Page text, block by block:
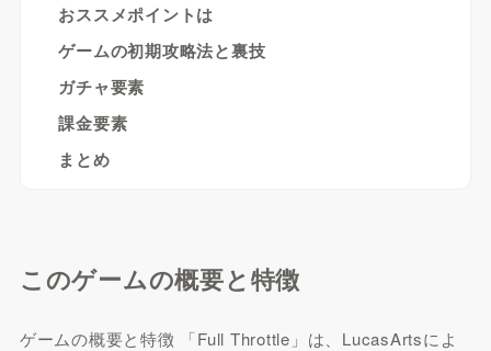
おススメポイントは
ゲームの初期攻略法と裏技
ガチャ要素
課金要素
まとめ
このゲームの概要と特徴
ゲームの概要と特徴 「Full Throttle」は、LucasArtsによ